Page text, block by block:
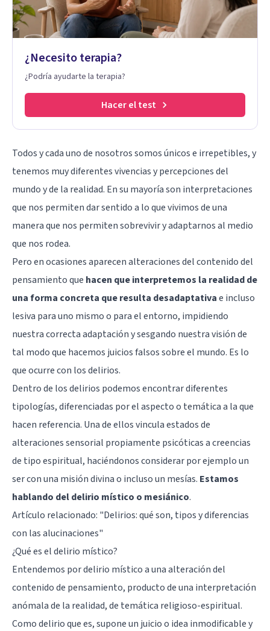
¿Necesito terapia?
¿Podría ayudarte la terapia?
Hacer el test
Todos y cada uno de nosotros somos únicos e irrepetibles, y
tenemos muy diferentes vivencias y percepciones del
mundo y de la realidad. En su mayoría son interpretaciones
que nos permiten dar sentido a lo que vivimos de una
manera que nos permiten sobrevivir y adaptarnos al medio
que nos rodea.
Pero en ocasiones aparecen alteraciones del contenido del
pensamiento que hacen que interpretemos la realidad de
una forma concreta que resulta desadaptativae incluso
lesiva para uno mismo o para el entorno, impidiendo
nuestra correcta adaptación y sesgando nuestra visión de
tal modo que hacemos juicios falsos sobre el mundo. Es lo
que ocurre con los delirios.
Dentro de los delirios podemos encontrar diferentes
tipologías, diferenciadas por el aspecto o temática a la que
hacen referencia. Una de ellos vincula estados de
alteraciones sensorial propiamente psicóticas a creencias
de tipo espiritual, haciéndonos considerar por ejemplo un
ser con una misión divina o incluso un mesías. Estamos
hablando del delirio místico o mesiánico.
Artículo relacionado: "Delirios: qué son, tipos y diferencias
con las alucinaciones"
¿Qué es el delirio místico?
Entendemos por delirio místico a una alteración del
contenido de pensamiento, producto de una interpretación
anómala de la realidad, de temática religioso-espiritual.
Como delirio que es, supone un juicio o idea inmodificable y